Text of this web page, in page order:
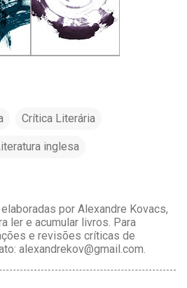
Crítica Literária
inglesa
por Alexandre Kovacs,
ler e acumular livros. Para
e revisões críticas de
alexandrekov@gmail.com.